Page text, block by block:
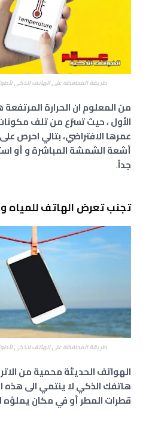
طريقة المحافظة على الهاتف الذكي
من المعلوم ان الحرارة
الأول ، حيث تسرّع من تلف
عمرها الافتراضي، بتالي احرص
أشعة الشمشة المباشرة و أو
جداً.
تجنب تعرض الهاتف للمياه
طريقة المحافظة على الهاتف الذكي
الهواتف الحديثة محمية من
هاتفك الذكي لا ينتمي الى هذه
قطرات المطر أو في مكان يملؤه